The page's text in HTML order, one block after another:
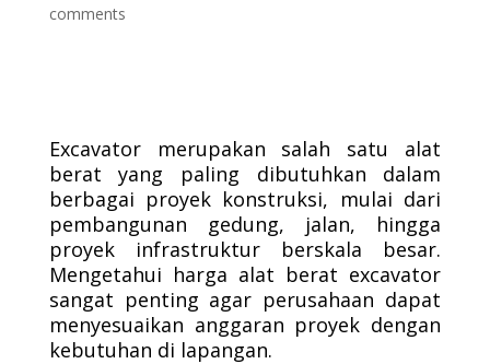
comments
Excavator merupakan salah satu alat
berat yang paling dibutuhkan dalam
berbagai proyek konstruksi, mulai dari
pembangunan gedung, jalan, hingga
proyek infrastruktur berskala besar.
Mengetahui harga alat berat excavator
sangat penting agar perusahaan dapat
menyesuaikan anggaran proyek dengan
kebutuhan di lapangan.